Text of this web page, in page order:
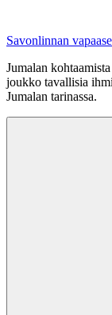
content
Savonlinnan
Jumalan
joukko tavallisia
Jumalan tarinassa.